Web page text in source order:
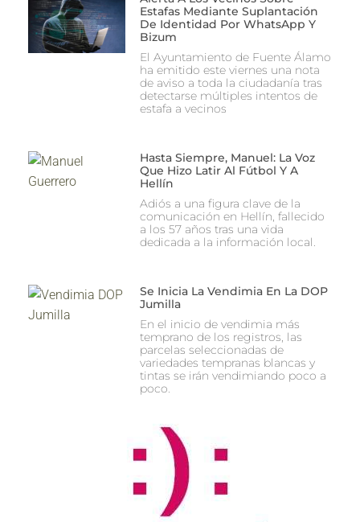
Estafas Mediante Suplantación
De Identidad Por WhatsApp Y
Bizum
El Ayuntamiento de Fuente Álamo
ha emitido este viernes una nota
de aviso a toda la ciudadanía tras
detectarse múltiples intentos de
estafa a vecinos
Hasta Siempre, Manuel: La Voz
Que Hizo Latir Al Fútbol Y A
Hellín
Adiós a una figura clave de la
comunicación en Hellín, fallecido
a los 57 años tras una vida
dedicada a la información local.
Se Inicia La Vendimia En La DOP
Jumilla
En el inicio de vendimia más
temprano de los registros, las
parcelas seleccionadas de
variedades tempranas blancas y
tintas se irán vendimiando poco a
poco.